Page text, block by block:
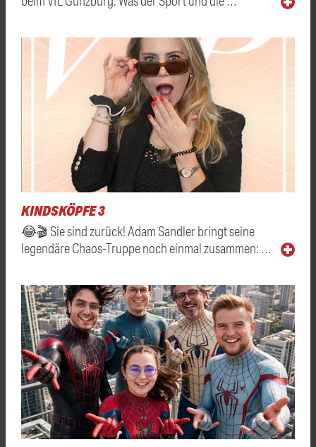
KINDSKÖPFE 3
😂🎬 Sie sind zurück! Adam Sandler bringt seine
legendäre Chaos-Truppe noch einmal zusammen: …